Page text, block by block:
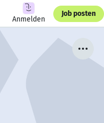
Anmelden
Job posten